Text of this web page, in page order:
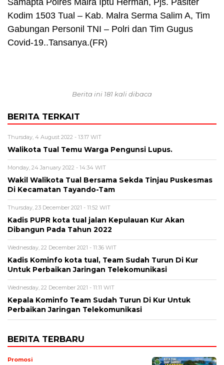
Samapta Polres Malra Iptu Herman, Pjs. Pasiter
Kodim 1503 Tual – Kab. Malra Serma Salim A, Tim
Gabungan Personil TNI – Polri dan Tim Gugus
Covid-19..Tansanya.(FR)
Berita ini 181 kali dibaca
BERITA TERKAIT
Thursday, 4 August 2022 - 13:17 WIT
Walikota Tual Temu Warga Pengunsi Lupus.
Monday, 24 January 2022 - 14:34 WIT
Wakil Walikota Tual Bersama Sekda Tinjau Puskesmas
Di Kecamatan Tayando-Tam
Thursday, 23 December 2021 - 11:52 WIT
Kadis PUPR kota tual jalan Kepulauan Kur Akan
Dibangun Pada Tahun 2022
Wednesday, 22 December 2021 - 11:36 WIT
Kadis Kominfo kota tual, Team Sudah Turun Di Kur
Untuk Perbaikan Jaringan Telekomunikasi
Wednesday, 22 December 2021 - 11:11 WIT
Kepala Kominfo Team Sudah Turun Di Kur Untuk
Perbaikan Jaringan Telekomunikasi
BERITA TERBARU
Promosi